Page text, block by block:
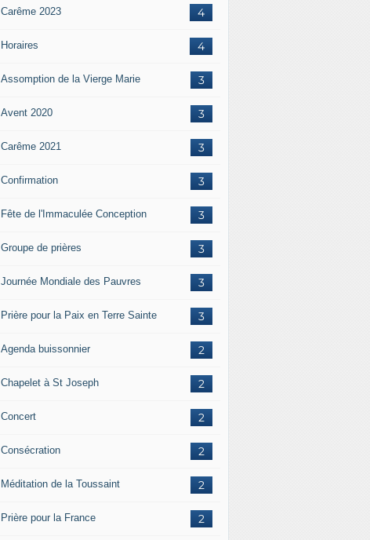
4
Carême 2023
4
Horaires
3
Assomption de la Vierge Marie
3
Avent 2020
3
Carême 2021
3
Confirmation
3
Fête de l'Immaculée Conception
3
Groupe de prières
3
Journée Mondiale des Pauvres
3
Prière pour la Paix en Terre Sainte
2
Agenda buissonnier
2
Chapelet à St Joseph
2
Concert
2
Consécration
2
Méditation de la Toussaint
2
Prière pour la France